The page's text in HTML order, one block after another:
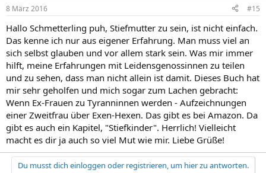
8 März 2016 #15
Hallo Schmetterling puh, Stiefmutter zu sein, ist nicht einfach.
Das kenne ich nur aus eigener Erfahrung. Man muss viel an
sich selbst glauben und vor allem stark sein. Was mir immer
hilft, meine Erfahrungen mit Leidensgenossinnen zu teilen
und zu sehen, dass man nicht allein ist damit. Dieses Buch hat
mir sehr geholfen und mich sogar zum Lachen gebracht:
Wenn Ex-Frauen zu Tyranninnen werden - Aufzeichnungen
einer Zweitfrau über Exen-Hexen. Das gibt es bei Amazon. Da
gibt es auch ein Kapitel, "Stiefkinder". Herrlich! Vielleicht
macht es dir ja auch so viel Mut wie mir. Liebe Grüße!
Du musst dich einloggen oder registrieren, um hier zu antworten.